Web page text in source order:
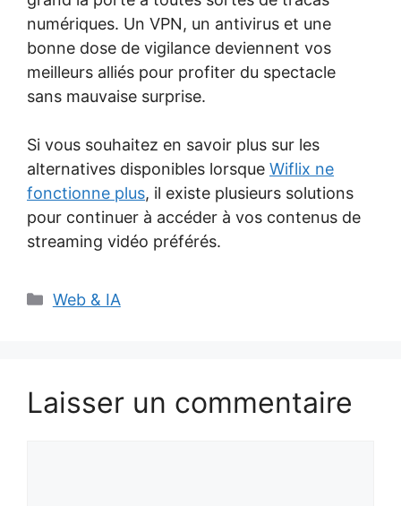
numériques. Un VPN, un antivirus et une
bonne dose de vigilance deviennent vos
meilleurs alliés pour profiter du spectacle
sans mauvaise surprise.
Si vous souhaitez en savoir plus sur les
alternatives disponibles lorsque Wiflix ne
fonctionne plus, il existe plusieurs solutions
pour continuer à accéder à vos contenus de
streaming vidéo préférés.
Catégories
Web & IA
Laisser un commentaire